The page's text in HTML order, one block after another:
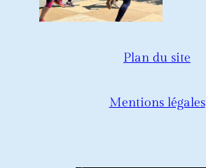
Plan du site
Mentions légales